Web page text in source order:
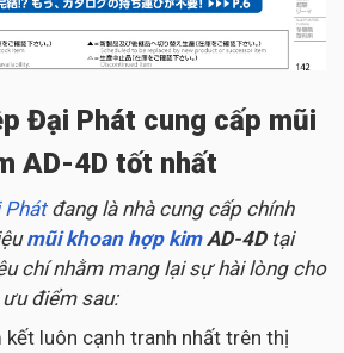
Đại Phát cung cấp mũi
AD-4D tốt nhất
Phátđang là nhà cung cấp chính
mũi khoan hợp kimAD-4D tại
chí nhằm mang lại sự hài lòng cho
điểm sau:
kết luôn cạnh tranh nhất trên thị